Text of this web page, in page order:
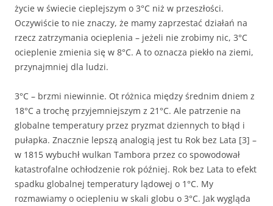
życie w świecie cieplejszym o 3°C niż w przeszłości.
Oczywiście to nie znaczy, że mamy zaprzestać działań na
rzecz zatrzymania ocieplenia – jeżeli nie zrobimy nic, 3°C
ocieplenie zmienia się w 8°C. A to oznacza piekło na ziemi,
przynajmniej dla ludzi.
3°C – brzmi niewinnie. Ot różnica między średnim dniem z
18°C a trochę przyjemniejszym z 21°C. Ale patrzenie na
globalne temperatury przez pryzmat dziennych to błąd i
pułapka. Znacznie lepszą analogią jest tu Rok bez Lata [3] –
w 1815 wybuchł wulkan Tambora przez co spowodował
katastrofalne ochłodzenie rok później. Rok bez Lata to efekt
spadku globalnej temperatury lądowej o 1°C. My
rozmawiamy o ociepleniu w skali globu o 3°C. Jak wygląda